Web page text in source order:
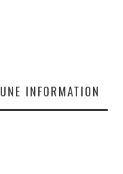
INFORMATION